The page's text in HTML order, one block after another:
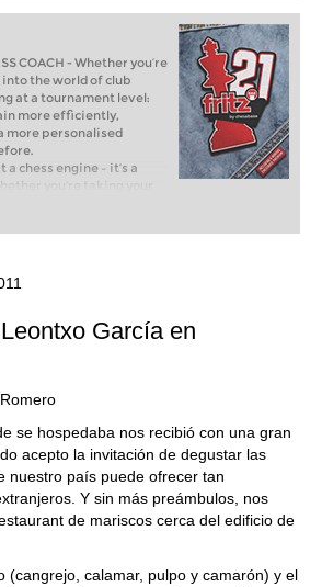
COACH - Whether you’re
the world of club
at a tournament level:
more efficiently,
more personalised
chess engine – it’s a
you’re taking your
of club chess, or already
level: with FRITZ, you can
and with a
García en
se hospedaba nos recibió con una gran
acepto la invitación de degustar las
nuestro país puede ofrecer tan
Y sin más preámbulos, nos
de mariscos cerca del edificio de
(cangrejo, calamar, pulpo y camarón) y el